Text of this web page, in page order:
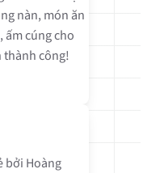
nàn, món ăn
ấm cúng cho
thành công!
bởi Hoàng